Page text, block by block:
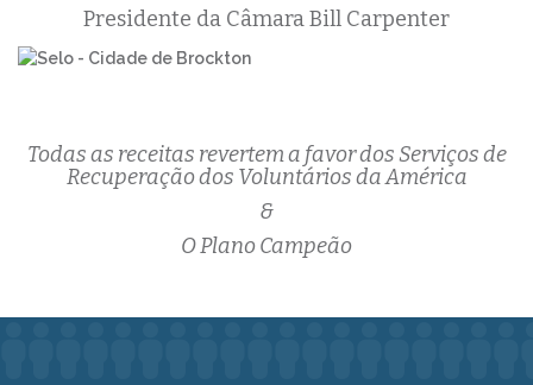
Presidente da Câmara Bill Carpenter
Todas as receitas revertem a favor dos Serviços de
Recuperação dos Voluntários da América
&
O Plano Campeão